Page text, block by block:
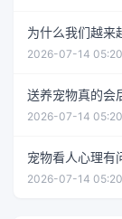
为什么我们越来
2026-07-14 05:20
送养宠物真的会
2026-07-14 05:20
宠物看人心理有
2026-07-14 05:20